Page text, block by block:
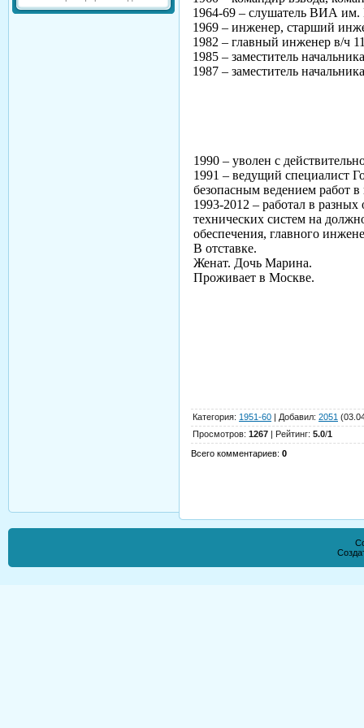
1964-69 – слушатель ВИА
1969 – инженер, старший
1982 – главный инженер в/ч
1985 – заместитель
1987 – заместитель
1990 – уволен с
1991 – ведущий специалист
безопасным ведением работ
1993-2012 – работал в
технических систем на
обеспечения, главного
В отставке.
Женат. Дочь Марина.
Проживает в Москве.
Категория: 1951-60 | Добавил: 2051
Просмотров: 1267 | Рейтинг: 5.0/1
Всего комментариев: 0